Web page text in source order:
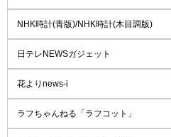
NHK時計(青版)/NHK時計(木目調版)
日テレNEWSガジェット
花よりnews-i
ラフちゃんねる「ラフコット」